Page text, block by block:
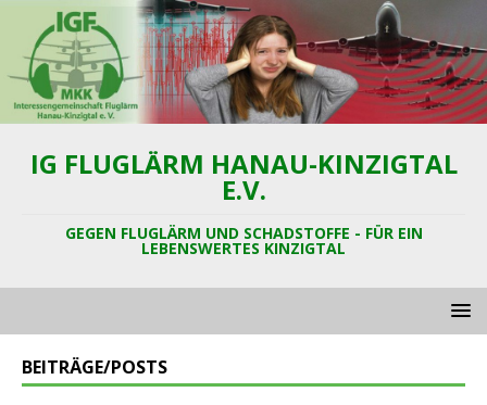
IG FLUGLÄRM HANAU-KINZIGTAL
E.V.
GEGEN FLUGLÄRM UND SCHADSTOFFE - FÜR EIN
LEBENSWERTES KINZIGTAL
BEITRÄGE/POSTS